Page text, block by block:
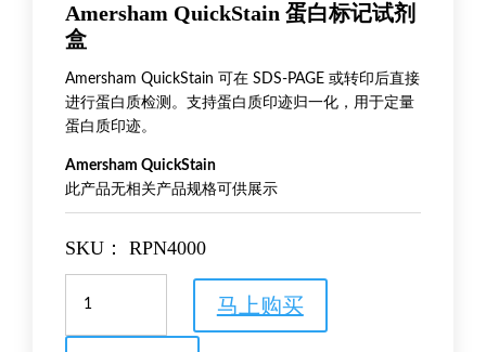
Amersham QuickStain 蛋白标记试剂
盒
Amersham QuickStain 可在 SDS-PAGE 或转印后直接
进行蛋白质检测。支持蛋白质印迹归一化，用于定量
蛋白质印迹。
Amersham QuickStain
此产品无相关产品规格可供展示
SKU： RPN4000
QuickStain
马上购买